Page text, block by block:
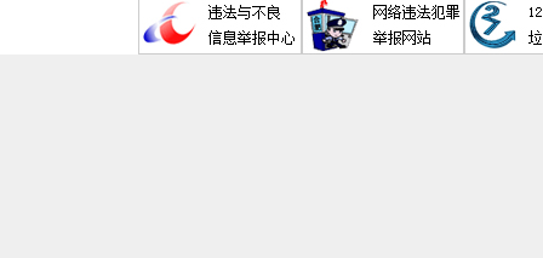
赋能防灾减灾。该局研发气象预
强降雪等灾害性天气。市气象台荣获